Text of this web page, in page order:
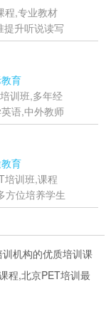
程,专业教材
提升听说读写
级学员轻松通
育
训班,多年经
语,中外教师
线上线下双倍
咨询,随到随
育
培训班,课程
方位培养学生
逻辑的课程
目标分数,课
机构的优质培训课
程,北京PET培训最